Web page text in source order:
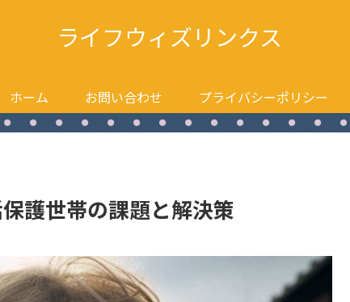
ライフウィズリンクス
ホーム お問い合わせ プライバシーポリシー
護世帯の課題と解決策